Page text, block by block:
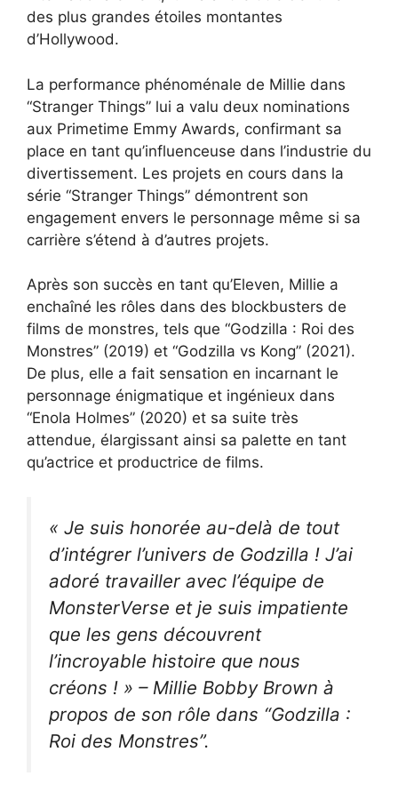
des plus grandes étoiles montantes
d’Hollywood.
La performance phénoménale de Millie dans
“Stranger Things” lui a valu deux nominations
aux Primetime Emmy Awards, confirmant sa
place en tant qu’influenceuse dans l’industrie du
divertissement. Les projets en cours dans la
série “Stranger Things” démontrent son
engagement envers le personnage même si sa
carrière s’étend à d’autres projets.
Après son succès en tant qu’Eleven, Millie a
enchaîné les rôles dans des blockbusters de
films de monstres, tels que “Godzilla : Roi des
Monstres” (2019) et “Godzilla vs Kong” (2021).
De plus, elle a fait sensation en incarnant le
personnage énigmatique et ingénieux dans
“Enola Holmes” (2020) et sa suite très
attendue, élargissant ainsi sa palette en tant
qu’actrice et productrice de films.
« Je suis honorée au-delà de tout
d’intégrer l’univers de Godzilla ! J’ai
adoré travailler avec l’équipe de
MonsterVerse et je suis impatiente
que les gens découvrent
l’incroyable histoire que nous
créons ! » – Millie Bobby Brown à
propos de son rôle dans “Godzilla :
Roi des Monstres”.